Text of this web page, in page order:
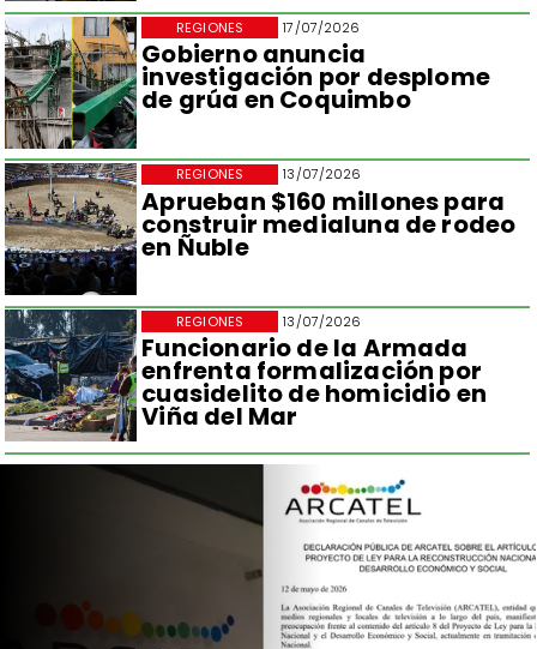
17/07/2026
Gobierno anuncia
investigación por desplome
de grúa en Coquimbo
REGIONES
13/07/2026
Aprueban $160 millones para
construir medialuna de rodeo
en Ñuble
REGIONES
13/07/2026
Funcionario de la Armada
enfrenta formalización por
cuasidelito de homicidio en
Viña del Mar
REGIONES